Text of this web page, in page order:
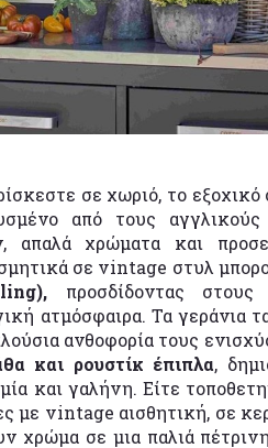
σε χωριό, το εξοχικό
από τους αγγλικούς
απαλά χρώματα και
σε vintage στυλ
προσδίδοντας
ατμόσφαιρα. Τα γεράνια
ανθοφορία τους
και ρουστίκ έπιπλα,
και γαλήνη. Είτε
με vintage αισθητική, σε
χρώμα σε μια παλιά